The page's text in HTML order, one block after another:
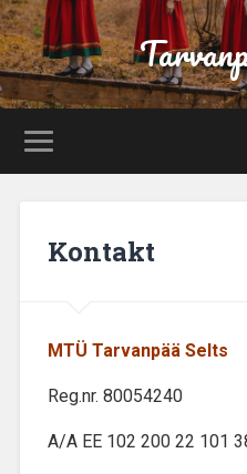
Kontakt
MTÜ Tarvanpää Selts
Reg.nr. 80054240
A/A EE 102 200 22 101